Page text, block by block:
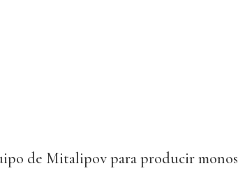
de Mitalipov para producir monos